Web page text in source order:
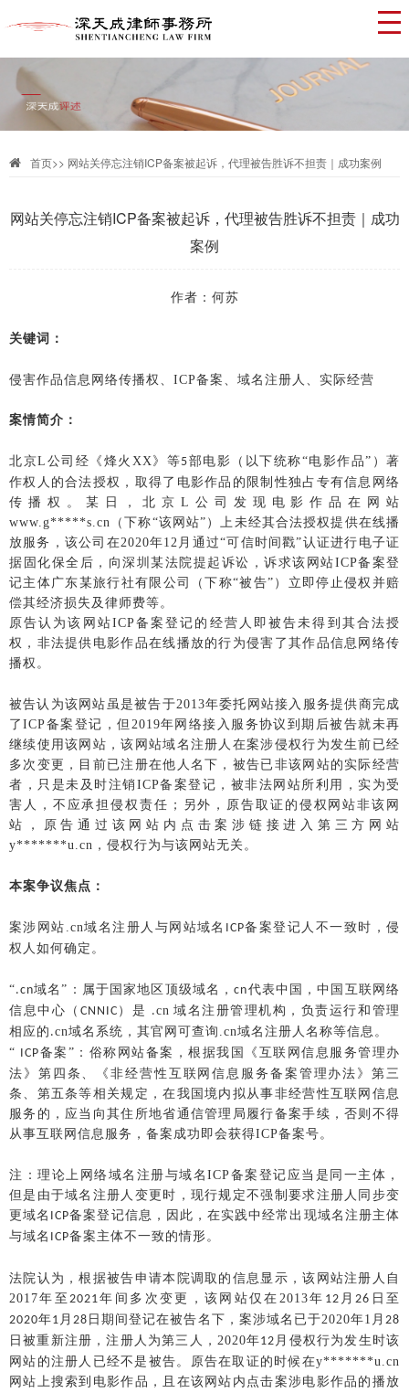
首页>> 网站关停忘注销ICP备案被起诉，代理被告胜诉不担责｜成功案例
网站关停忘注销ICP备案被起诉，代理被告胜诉不担责｜成功
案例
作者：何苏
关键词：
侵害作品信息网络传播权、 ICP备案、域名注册人、实际经营
案情简介：
北京L公司经《烽火XX》等5部电影（以下统称“电影作品”）著
作权人的合法授权，取得了电影作品的限制性独占专有信息网络
传播权。某日，北京L公司发现电影作品在网站
www.g*****s.cn（下称“该网站”）上未经其合法授权提供在线播
放服务，该公司在2020年12月通过“可信时间戳”认证进行电子证
据固化保全后，向深圳某法院提起诉讼，诉求该网站ICP备案登
记主体广东某旅行社有限公司（下称“被告”）立即停止侵权并赔
偿其经济损失及律师费等。
原告认为该网站ICP备案登记的经营人即被告未得到其合法授
权，非法提供电影作品在线播放的行为侵害了其作品信息网络传
播权。
被告认为该网站虽是被告于2013年委托网站接入服务提供商完成
了ICP备案登记，但2019年网络接入服务协议到期后被告就未再
继续使用该网站，该网站域名注册人在案涉侵权行为发生前已经
多次变更，目前已注册在他人名下，被告已非该网站的实际经营
者，只是未及时注销ICP备案登记，被非法网站所利用，实为受
害人，不应承担侵权责任；另外，原告取证的侵权网站非该网
站，原告通过该网站内点击案涉链接进入第三方网站
y*******u.cn，侵权行为与该网站无关。
本案争议焦点：
案涉网站 .cn域名注册人与网站域名 ICP备案登记人不一致时，侵
权人如何确定。
“.cn域名”：属于国家地区顶级域名，cn代表中国，中国互联网络
信息中心（ CNNIC ）是 .cn 域名注册管理机构，负责运行和管理
相应的 .cn域名系统，其官网可查询.cn域名注册人名称等信息。
“ ICP备案 ”：俗称网站备案，根据我国《互联网信息服务管理办
法》第四条、《非经营性互联网信息服务备案管理办法》第三
条、第五条等相关规定，在我国境内拟从事非经营性互联网信息
服务的，应当向其住所地省通信管理局履行备案手续，否则不得
从事互联网信息服务，备案成功即会获得ICP备案号。
注：理论上网络域名注册与域名 ICP备案登记应当是同一主体，
但是由于域名注册人变更时，现行规定不强制要求注册人同步变
更域名 ICP备案登记信息，因此，在实践中经常出现域名注册主体
与域名 ICP备案主体不一致的情形。
法院认为，根据被告申请本院调取的信息显示，该网站注册人自
2017年至 2021年间多次变更，该网站仅在 2013年 12 月 26 日至
2020年1 月 28 日期间登记在被告名下，案涉域名已于2020年1月 28
日被重新注册，注册人为第三人， 2020年12 月侵权行为发生时该
网站的注册人已经不是被告。原告在取证的时候在y*******u.cn
网站上搜索到电影作品，且在该网站内点击案涉电影作品的播放